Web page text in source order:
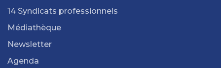
14 Syndicats professionnels
Médiathèque
Newsletter
Agenda